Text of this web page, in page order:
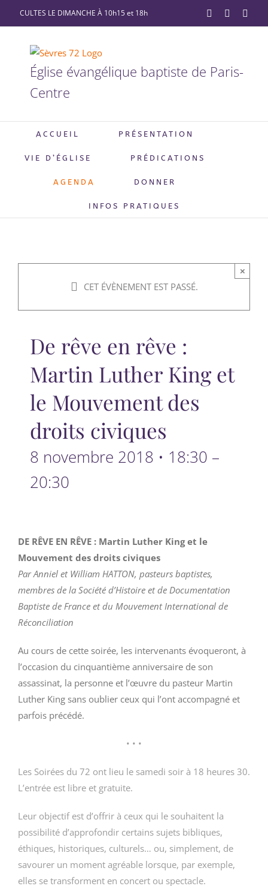
Passer
au
CULTES LE DIMANCHE À 10h15 et 18h YouTubeFacebook
Église évangélique baptiste de Paris-
Centre
ACCUEIL PRÉSENTATION
VIE D’ÉGLISE PRÉDICATIONS
AGENDA DONNER
INFOS PRATIQUES
CET ÉVÈNEMENT EST PASSÉ.
×
De rêve en rêve :
Martin Luther King et
le Mouvement des
droits civiques
8 novembre 2018 • 18:30 –
20:30
DE RÊVE EN RÊVE : Martin Luther King et le
Mouvement des droits civiques
Par Anniel et William HATTON, pasteurs baptistes,
membres de la Société d’Histoire et de Documentation
Baptiste de France et du Mouvement International de
Réconciliation
Au cours de cette soirée, les intervenants évoqueront, à
l’occasion du cinquantième anniversaire de son
assassinat, la personne et l’œuvre du pasteur Martin
Luther King sans oublier ceux qui l’ont accompagné et
parfois précédé.
• • •
Les Soirées du 72 ont lieu le samedi soir à 18 heures 30.
L’entrée est libre et gratuite.
Leur objectif est d’offrir à ceux qui le souhaitent la
possibilité d’approfondir certains sujets bibliques,
éthiques, historiques, culturels… ou, simplement, de
savourer un moment agréable lorsque, par exemple,
elles se transforment en concert ou spectacle.